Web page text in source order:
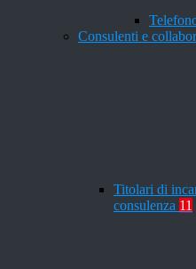
Consulenti e
Titolari di
consulenza 11